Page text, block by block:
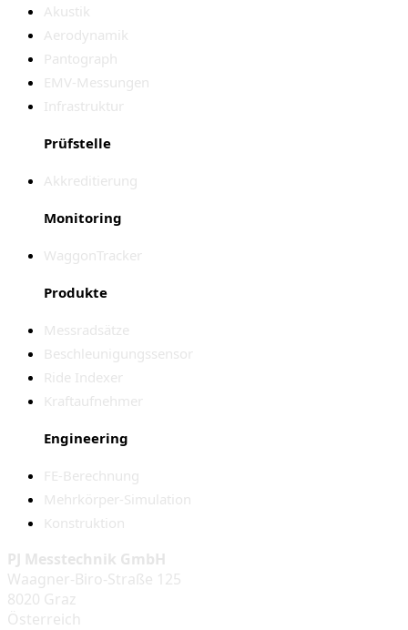
Akustik
Aerodynamik
Pantograph
EMV-Messungen
Infrastruktur
Prüfstelle
Akkreditierung
Monitoring
WaggonTracker
Produkte
Messradsätze
Beschleunigungssensor
Ride Indexer
Kraftaufnehmer
Engineering
FE-Berechnung
Mehrkörper-Simulation
Konstruktion
PJ Messtechnik GmbH
Waagner-Biro-Straße 125
8020 Graz
Österreich